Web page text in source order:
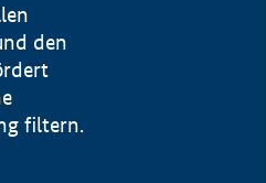
den
filtern.